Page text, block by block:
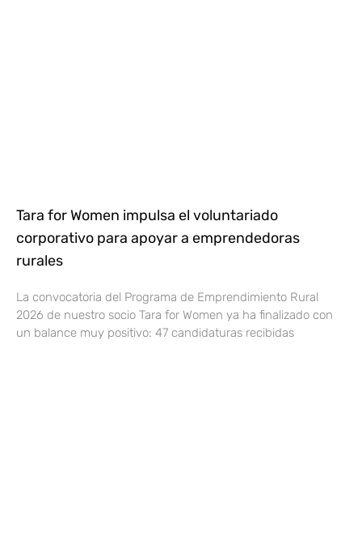
Tara for Women impulsa el voluntariado
corporativo para apoyar a emprendedoras
rurales
La convocatoria del Programa de Emprendimiento Rural
2026 de nuestro socio Tara for Women ya ha finalizado con
un balance muy positivo: 47 candidaturas recibidas